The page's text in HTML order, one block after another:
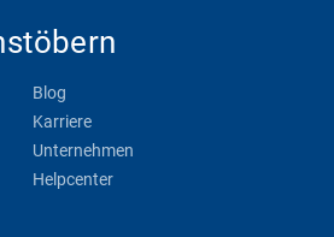
Blog
Karriere
Unternehmen
Helpcenter